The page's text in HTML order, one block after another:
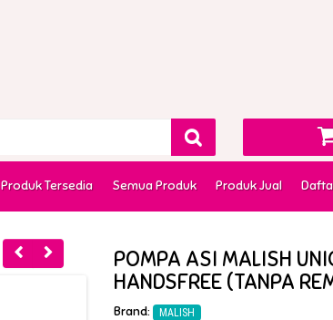
Produk Tersedia Semua Produk Produk Jual
POMPA ASI MALISH
HANDSFREE (TANPA
Brand: MALISH